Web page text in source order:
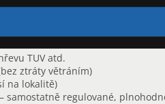
TUV atd.
ztráty větráním)
na lokalitě)
samostatně regulované,